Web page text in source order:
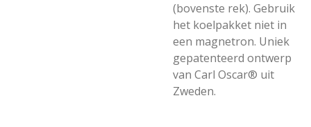
(bovenste rek). Gebruik
het koelpakket niet in
een magnetron. Uniek
gepatenteerd ontwerp
van Carl Oscar® uit
Zweden.